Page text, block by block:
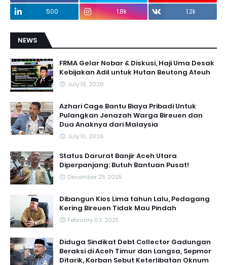
500
1.8k 1.2k
NEWS
FRMA Gelar Nobar & Diskusi, Haji Uma Desak
Kebijakan Adil untuk Hutan Beutong Ateuh
July 19, 2026
Azhari Cage Bantu Biaya Pribadi Untuk
Pulangkan Jenazah Warga Bireuen dan
Dua Anaknya dari Malaysia
July 10, 2026
Status Darurat Banjir Aceh Utara
Diperpanjang: Butuh Bantuan Pusat!
December 25, 2025
Dibangun Kios Lima tahun Lalu, Pedagang
Kering Bireuen Tidak Mau Pindah
February 03, 2025
Diduga Sindikat Debt Collector Gadungan
Beraksi di Aceh Timur dan Langsa, Sepmor
Ditarik, Korban Sebut Keterlibatan Oknum